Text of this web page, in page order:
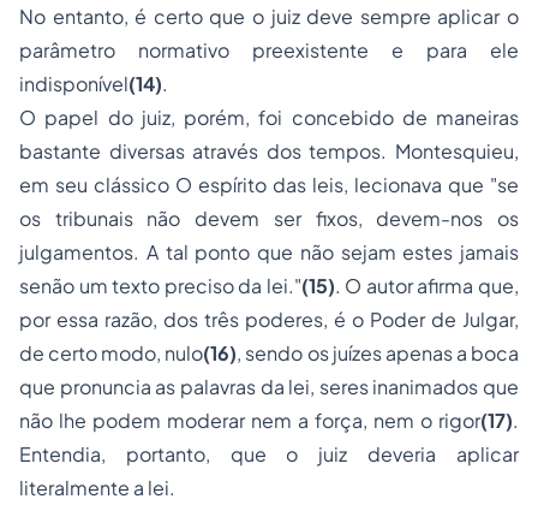
No entanto, é certo que o juiz deve sempre aplicar o
parâmetro normativo preexistente e para ele
indisponível(14).
O papel do juiz, porém, foi concebido de maneiras
bastante diversas através dos tempos. Montesquieu,
em seu clássico O espírito das leis, lecionava que "se
os tribunais não devem ser fixos, devem-nos os
julgamentos. A tal ponto que não sejam estes jamais
senão um texto preciso da lei."(15). O autor afirma que,
por essa razão, dos três poderes, é o Poder de Julgar,
de certo modo, nulo(16), sendo os juízes apenas a boca
que pronuncia as palavras da lei, seres inanimados que
não lhe podem moderar nem a força, nem o rigor(17).
Entendia, portanto, que o juiz deveria aplicar
literalmente a lei.